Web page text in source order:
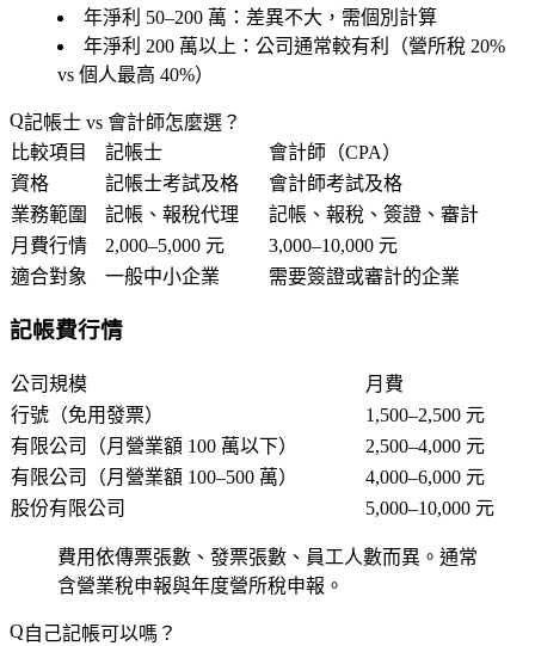
年淨利 50–200 萬 ：差異不大，需個別計算
年淨利 200 萬以上 ：公司通常較有利（營所稅 20%
vs 個人最高 40%）
記帳士 vs 會計師怎麼選？
比較項目
記帳士
會計師（CPA）
資格
記帳士考試及格
會計師考試及格
業務範圍
記帳、報稅代理
記帳、報稅、簽證、審計
月費行情
2,000–5,000 元
3,000–10,000 元
適合對象
一般中小企業 需要簽證或審計的企業
記帳費行情
公司規模
月費
行號（免用發票）
1,500–2,500 元
有限公司（月營業額 100 萬以下）
2,500–4,000 元
有限公司（月營業額 100–500 萬）
4,000–6,000 元
股份有限公司
5,000–10,000 元
費用依傳票張數、發票張數、員工人數而異。通常
含營業稅申報與年度營所稅申報。
自己記帳可以嗎？